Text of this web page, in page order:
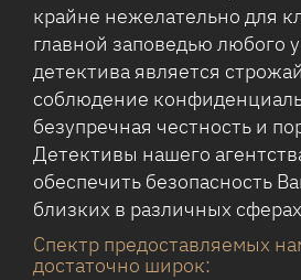
крайне нежелательно для
главной заповедью любого
детектива является
соблюдение
безупречная честность и
Детективы нашего
обеспечить безопасность
близких в различных
Спектр предоставляемых
достаточно широк: